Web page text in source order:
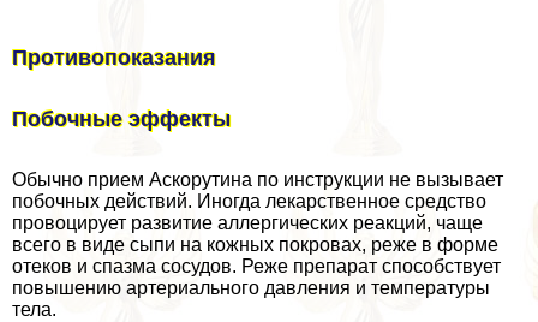
Противопоказания
Побочные эффекты
Обычно прием Аскорутина по инструкции не вызывает
побочных действий. Иногда лекарственное средство
провоцирует развитие аллергических реакций, чаще
всего в виде сыпи на кожных покровах, реже в форме
отеков и спазма сосудов. Реже препарат способствует
повышению артериального давления и температуры
тела.